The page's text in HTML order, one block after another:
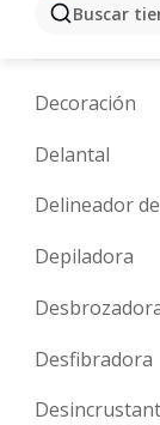
Buscar
N
O
Decoración
Delantal
Delineador
Depiladora
Desfibradora